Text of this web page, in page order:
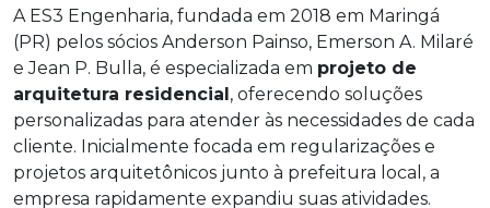
A ES3 Engenharia, fundada em 2018 em Maringá
(PR) pelos sócios Anderson Painso, Emerson A. Milaré
e Jean P. Bulla, é especializada em projeto de
arquitetura residencial, oferecendo soluções
personalizadas para atender às necessidades de cada
cliente. Inicialmente focada em regularizações e
projetos arquitetônicos junto à prefeitura local, a
empresa rapidamente expandiu suas atividades.